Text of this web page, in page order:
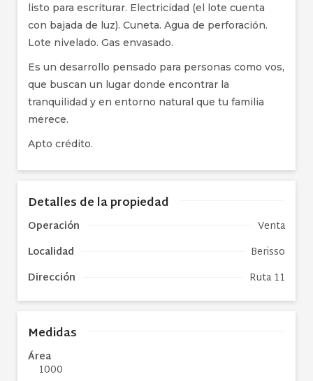
listo para escriturar. Electricidad (el lote cuenta
con bajada de luz). Cuneta. Agua de perforación.
Lote nivelado. Gas envasado.
Es un desarrollo pensado para personas como vos,
que buscan un lugar donde encontrar la
tranquilidad y en entorno natural que tu familia
merece.
Apto crédito.
Detalles de la propiedad
Operación
Venta
Localidad
Berisso
Dirección
Ruta 11
Medidas
Área
1000